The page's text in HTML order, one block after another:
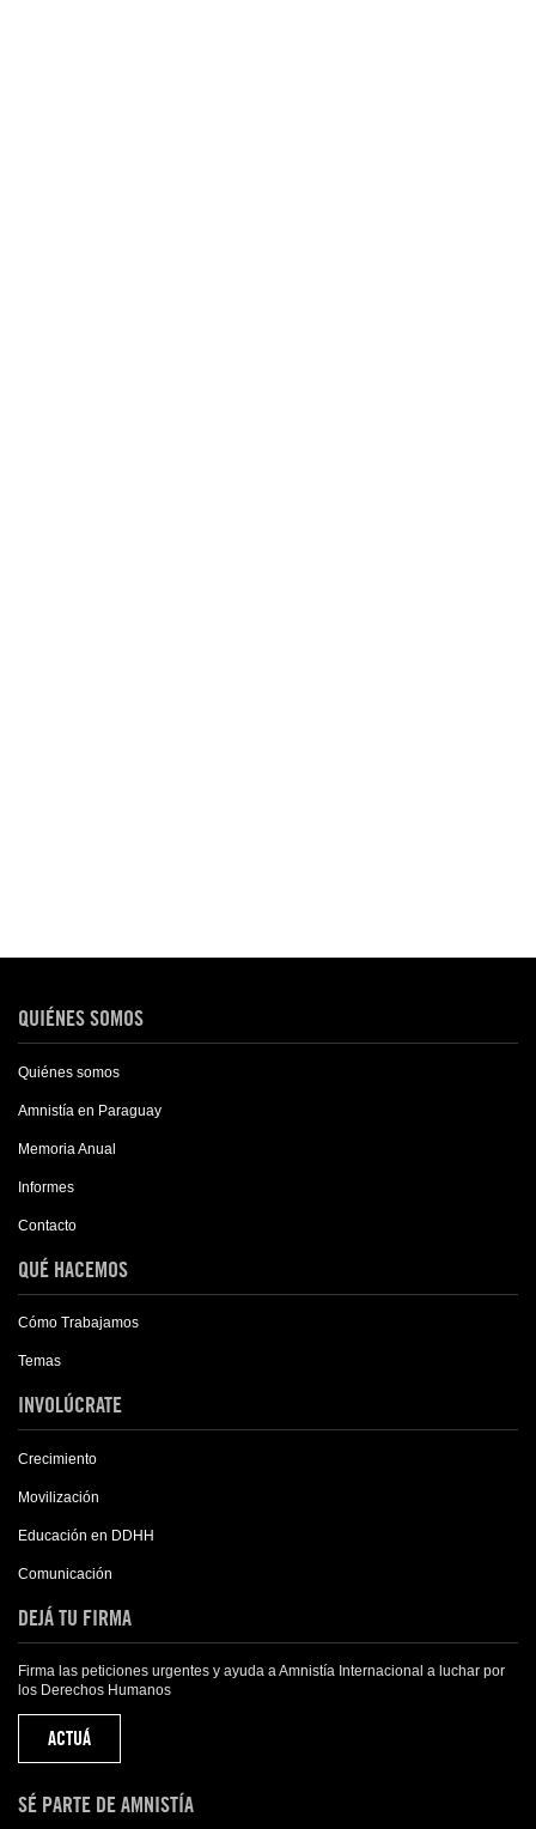
QUIÉNES SOMOS
Quiénes somos
Amnistía en Paraguay
Memoria Anual
Informes
Contacto
QUÉ HACEMOS
Cómo Trabajamos
Temas
INVOLÚCRATE
Crecimiento
Movilización
Educación en DDHH
Comunicación
DEJÁ TU FIRMA
Firma las peticiones urgentes y ayuda a Amnistía Internacional a luchar por
los Derechos Humanos
ACTUÁ
SÉ PARTE DE AMNISTÍA